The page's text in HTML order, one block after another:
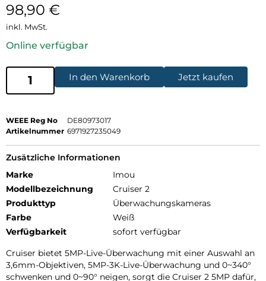
98,90 €
inkl. MwSt.
Online verfügbar
In den Warenkorb Jetzt kaufen
WEEE Reg No
DE80973017
Artikelnummer 6971927235049
Zusätzliche Informationen
Marke
Imou
Modellbezeichnung
Cruiser 2
Produkttyp
Überwachungskameras
Farbe
Weiß
Verfügbarkeit
sofort verfügbar
Cruiser bietet 5MP-Live-Überwachung mit einer Auswahl an
3,6mm-Objektiven, 5MP-3K-Live-Überwachung und 0~340°
schwenken und 0~90° neigen, sorgt die Cruiser 2 5MP dafür,